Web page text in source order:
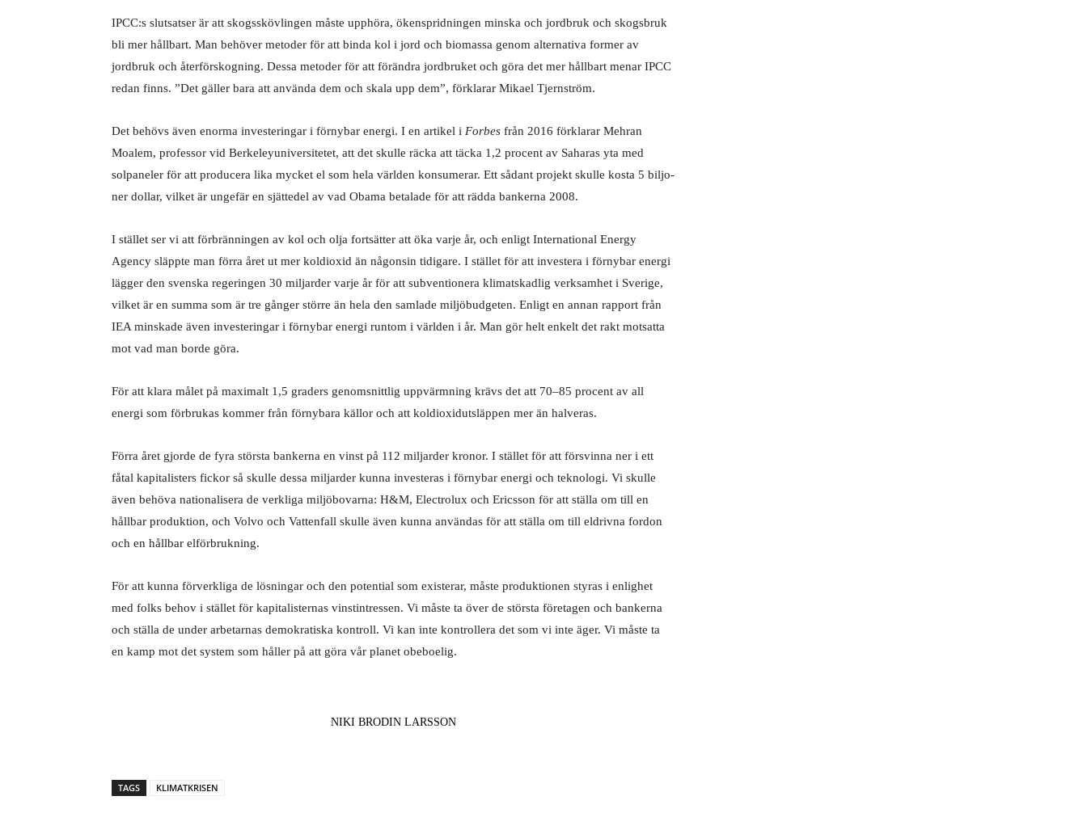
IPCC:s slutsatser är att skogsskövlingen måste upphöra, ökenspridningen minska och jordbruk och skogsbruk
bli mer håll­bart. Man behöver metoder för att binda kol i jord och biomassa genom alternativa former av
jordbruk och återförskogning. Dessa metoder för att förändra jordbru­ket och göra det mer hållbart menar IPCC
redan finns. ”Det gäller bara att använda dem och skala upp dem”, förklarar Mikael Tjernström.
Det behövs även enorma investeringar i förnybar energi. I en artikel i Forbes från 2016 förklarar Mehran
Moalem, professor vid Berkeleyuniversitetet, att det skulle räcka att täcka 1,2 procent av Saharas yta med
solpaneler för att producera lika mycket el som hela världen konsumerar. Ett sådant projekt skulle kosta 5 biljo­
ner dollar, vilket är ungefär en sjätte­del av vad Obama betalade för att rädda bankerna 2008.
I stället ser vi att förbränningen av kol och olja fortsätter att öka varje år, och enligt International Energy
Agency släppte man förra året ut mer koldioxid än någonsin tidigare. I stället för att investera i förnybar energi
lägger den svenska regeringen 30 miljarder varje år för att subventionera klimatskadlig verk­samhet i Sverige,
vilket är en summa som är tre gånger större än hela den samlade miljöbudgeten. Enligt en annan rapport från
IEA minskade även investeringar i förnybar energi runtom i världen i år. Man gör helt enkelt det rakt motsatta
mot vad man borde göra.
För att klara målet på maximalt 1,5 gra­ders genomsnittlig uppvärmning krävs det att 70–85 procent av all
energi som för­brukas kommer från förnybara källor och att koldioxidutsläppen mer än halveras.
Förra året gjorde de fyra största ban­kerna en vinst på 112 miljarder kronor. I stället för att försvinna ner i ett
fåtal kapi­talisters fickor så skulle dessa miljarder kunna investeras i förnybar energi och teknologi. Vi skulle
även behöva natio­nalisera de verkliga miljöbovarna: H&M, Electrolux och Ericsson för att ställa om till en
hållbar produktion, och Volvo och Vattenfall skulle även kunna användas för att ställa om till eldrivna fordon
och en hållbar elförbrukning.
För att kunna förverkliga de lösningar och den potential som existerar, måste produktionen styras i enlighet
med folks behov i stället för kapitalisternas vinstin­tressen. Vi måste ta över de största företa­gen och bankerna
och ställa de under arbe­tarnas demokratiska kontroll. Vi kan inte kontrollera det som vi inte äger. Vi måste ta
en kamp mot det system som håller på att göra vår planet obeboelig.
NIKI BRODIN LARSSON
TAGS KLIMATKRISEN